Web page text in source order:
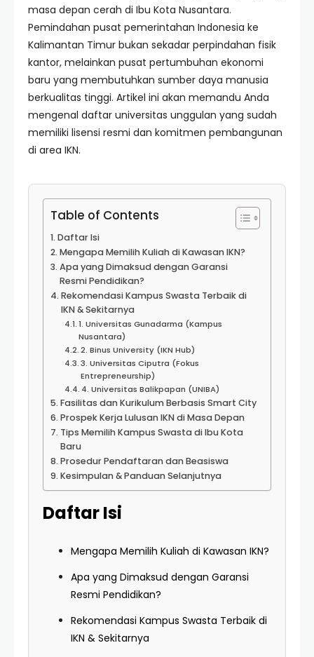
masa depan cerah di Ibu Kota Nusantara.
Pemindahan pusat pemerintahan Indonesia ke
Kalimantan Timur bukan sekadar perpindahan fisik
kantor, melainkan pusat pertumbuhan ekonomi
baru yang membutuhkan sumber daya manusia
berkualitas tinggi. Artikel ini akan memandu Anda
mengenal daftar universitas unggulan yang sudah
memiliki lisensi resmi dan komitmen pembangunan
di area IKN.
Table of Contents
Daftar Isi
Mengapa Memilih Kuliah di Kawasan IKN?
Apa yang Dimaksud dengan Garansi
Resmi Pendidikan?
Rekomendasi Kampus Swasta Terbaik di
IKN & Sekitarnya
1. Universitas Gunadarma (Kampus
Nusantara)
2. Binus University (IKN Hub)
3. Universitas Ciputra (Fokus
Entrepreneurship)
4. Universitas Balikpapan (UNIBA)
Fasilitas dan Kurikulum Berbasis Smart City
Prospek Kerja Lulusan IKN di Masa Depan
Tips Memilih Kampus Swasta di Ibu Kota
Baru
Prosedur Pendaftaran dan Beasiswa
Kesimpulan & Panduan Selanjutnya
Daftar Isi
Mengapa Memilih Kuliah di Kawasan IKN?
Apa yang Dimaksud dengan Garansi
Resmi Pendidikan?
Rekomendasi Kampus Swasta Terbaik di
IKN & Sekitarnya